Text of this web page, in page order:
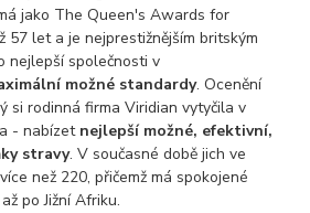
jako The Queen's Awards for
57 let a je nejprestižnějším britským
nejlepší společnosti v
možné standardy. Ocenění
si rodinná firma Viridian vytyčila v
- nabízet nejlepší možné, efektivní,
stravy. V současné době jich ve
než 220, přičemž má spokojené
po Jižní Afriku.